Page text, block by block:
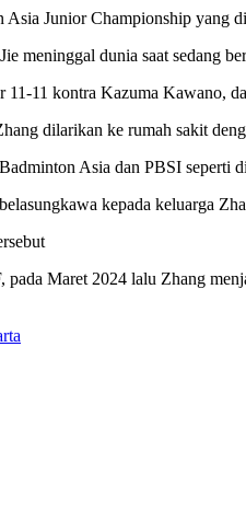
Junior Championship yang
meninggal dunia saat sedang
11-11 kontra Kazuma Kawano,
dilarikan ke rumah sakit
Asia dan PBSI seperti
kepada keluarga
Maret 2024 lalu Zhang